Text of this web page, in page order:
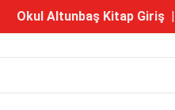
Okul Altunbaş Kitap Giriş|